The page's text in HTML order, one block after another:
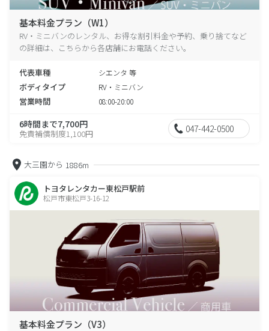
基本料金プラン（W1）
RV・ミニバンのレンタル、お得な割引料金や予約、乗り捨てなど
の詳細は、こちらから各店舗にお電話ください。
代表車種 シエンタ 等
ボディタイプ RV・ミニバン
営業時間 08:00-20:00
6時間まで7,700円
免責補償制度1,100円 047-442-0500
大三園から 1886m
トヨタレンタカー東松戸駅前
松戸市東松戸3-16-12
基本料金プラン（V3）